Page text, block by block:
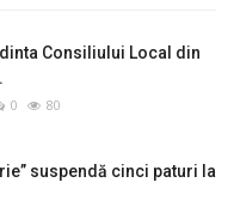
Consiliului Local din
0 80
suspendă cinci paturi la